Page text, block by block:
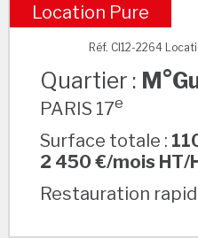
Location Pure
Réf. CI12-2264
Quartier :
PARIS 17e
Surface totale :
2 450 €/mois HT/
Restauration